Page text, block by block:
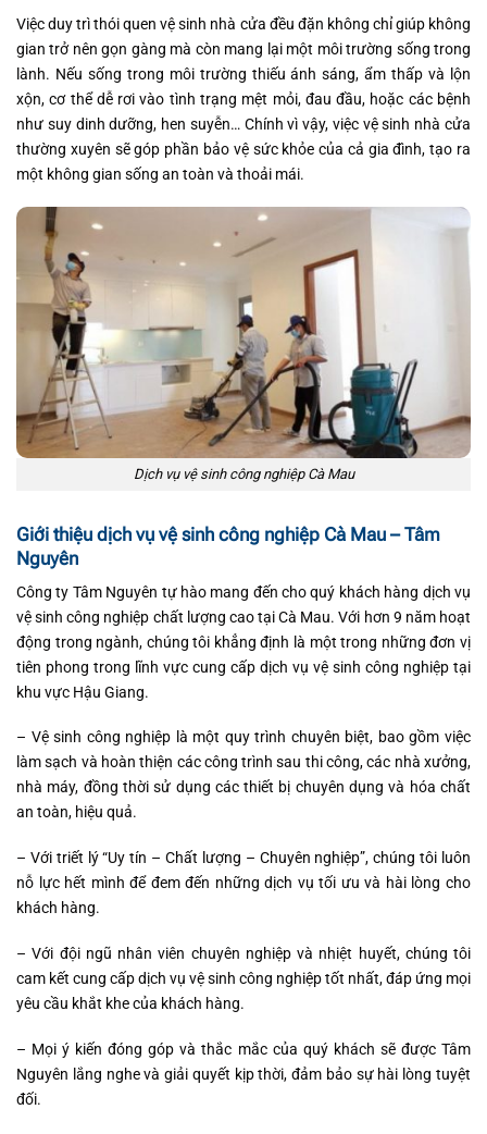
Việc duy trì thói quen vệ sinh nhà cửa đều đặn không chỉ giúp không
gian trở nên gọn gàng mà còn mang lại một môi trường sống trong
lành. Nếu sống trong môi trường thiếu ánh sáng, ẩm thấp và lộn
xộn, cơ thể dễ rơi vào tình trạng mệt mỏi, đau đầu, hoặc các bệnh
như suy dinh dưỡng, hen suyễn… Chính vì vậy, việc vệ sinh nhà cửa
thường xuyên sẽ góp phần bảo vệ sức khỏe của cả gia đình, tạo ra
một không gian sống an toàn và thoải mái.
Dịch vụ vệ sinh công nghiệp Cà Mau
Giới thiệu dịch vụ vệ sinh công nghiệp Cà Mau – Tâm
Nguyên
Công ty Tâm Nguyên tự hào mang đến cho quý khách hàng dịch vụ
vệ sinh công nghiệp chất lượng cao tại Cà Mau. Với hơn 9 năm hoạt
động trong ngành, chúng tôi khẳng định là một trong những đơn vị
tiên phong trong lĩnh vực cung cấp dịch vụ vệ sinh công nghiệp tại
khu vực Hậu Giang.
– Vệ sinh công nghiệp là một quy trình chuyên biệt, bao gồm việc
làm sạch và hoàn thiện các công trình sau thi công, các nhà xưởng,
nhà máy, đồng thời sử dụng các thiết bị chuyên dụng và hóa chất
an toàn, hiệu quả.
– Với triết lý “Uy tín – Chất lượng – Chuyên nghiệp”, chúng tôi luôn
nỗ lực hết mình để đem đến những dịch vụ tối ưu và hài lòng cho
khách hàng.
– Với đội ngũ nhân viên chuyên nghiệp và nhiệt huyết, chúng tôi
cam kết cung cấp dịch vụ vệ sinh công nghiệp tốt nhất, đáp ứng mọi
yêu cầu khắt khe của khách hàng.
– Mọi ý kiến đóng góp và thắc mắc của quý khách sẽ được Tâm
Nguyên lắng nghe và giải quyết kịp thời, đảm bảo sự hài lòng tuyệt
đối.